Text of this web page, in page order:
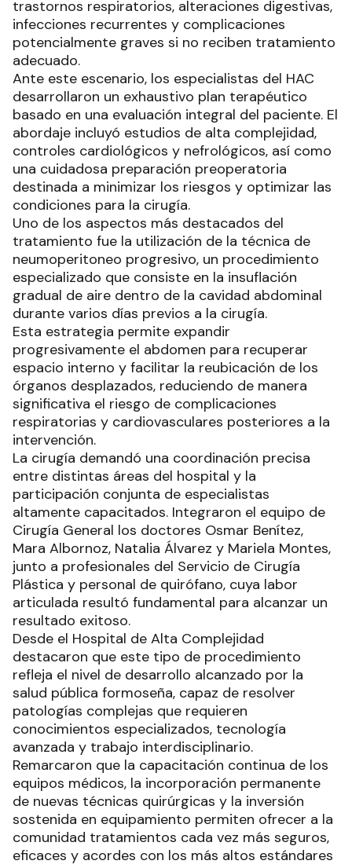
trastornos respiratorios, alteraciones digestivas,
infecciones recurrentes y complicaciones
potencialmente graves si no reciben tratamiento
adecuado.
Ante este escenario, los especialistas del HAC
desarrollaron un exhaustivo plan terapéutico
basado en una evaluación integral del paciente. El
abordaje incluyó estudios de alta complejidad,
controles cardiológicos y nefrológicos, así como
una cuidadosa preparación preoperatoria
destinada a minimizar los riesgos y optimizar las
condiciones para la cirugía.
Uno de los aspectos más destacados del
tratamiento fue la utilización de la técnica de
neumoperitoneo progresivo, un procedimiento
especializado que consiste en la insuflación
gradual de aire dentro de la cavidad abdominal
durante varios días previos a la cirugía.
Esta estrategia permite expandir
progresivamente el abdomen para recuperar
espacio interno y facilitar la reubicación de los
órganos desplazados, reduciendo de manera
significativa el riesgo de complicaciones
respiratorias y cardiovasculares posteriores a la
intervención.
La cirugía demandó una coordinación precisa
entre distintas áreas del hospital y la
participación conjunta de especialistas
altamente capacitados. Integraron el equipo de
Cirugía General los doctores Osmar Benítez,
Mara Albornoz, Natalia Álvarez y Mariela Montes,
junto a profesionales del Servicio de Cirugía
Plástica y personal de quirófano, cuya labor
articulada resultó fundamental para alcanzar un
resultado exitoso.
Desde el Hospital de Alta Complejidad
destacaron que este tipo de procedimiento
refleja el nivel de desarrollo alcanzado por la
salud pública formoseña, capaz de resolver
patologías complejas que requieren
conocimientos especializados, tecnología
avanzada y trabajo interdisciplinario.
Remarcaron que la capacitación continua de los
equipos médicos, la incorporación permanente
de nuevas técnicas quirúrgicas y la inversión
sostenida en equipamiento permiten ofrecer a la
comunidad tratamientos cada vez más seguros,
eficaces y acordes con los más altos estándares